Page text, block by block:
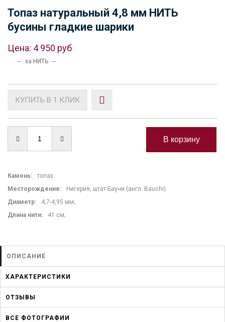
Топаз натуральный 4,8 мм НИТЬ
бусины гладкие шарики
Цена: 4 950 руб
-- за НИТЬ --
КУПИТЬ В 1 КЛИК
Камень:
топаз
Месторождение:
Нигерия, штат Баучи (англ. Bauchi).
Диаметр:
4,7-4,95 мм;
Длина нити: 41 см;
ОПИСАНИЕ
ХАРАКТЕРИСТИКИ
ОТЗЫВЫ
ВСЕ ФОТОГРАФИИ